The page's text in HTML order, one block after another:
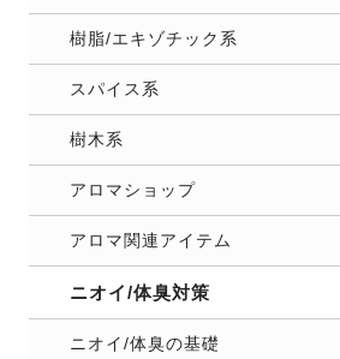
樹脂/エキゾチック系
スパイス系
樹木系
アロマショップ
アロマ関連アイテム
ニオイ/体臭対策
ニオイ/体臭の基礎